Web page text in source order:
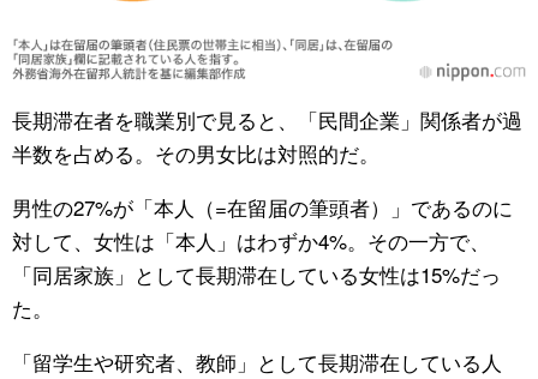
長期滞在者を職業別で見ると、「民間企業」関係者が過
半数を占める。その男女比は対照的だ。
男性の27%が「本人（=在留届の筆頭者）」であるのに
対して、女性は「本人」はわずか4%。その一方で、
「同居家族」として長期滞在している女性は15%だっ
た。
「留学生や研究者、教師」として長期滞在している人